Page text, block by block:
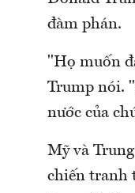
đàm phán.
"Họ muốn
Trump nói.
nước của
Mỹ và
chiến tranh